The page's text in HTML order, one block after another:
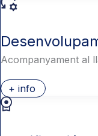
Acompanyament al
+ info